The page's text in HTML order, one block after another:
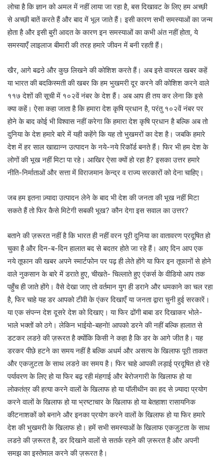
लोचा है कि ज्ञान को अमल में नहीं लाया जा रहा है, बस दिखावट के लिए हम अच्छी
से अच्छी बातें करते हैं और बाद में भूल जाते हैं। इसी कारण सभी समस्याओं का जन्म
होता है और इसी बुरी आदत के कारण इन समस्याओं का कभी अंत नहीं होता, ये
समस्याएँ लाइलाज बीमारी की तरह हमारे जीवन में बनी रहती हैं।
खैर, आगे बढऩे और कुछ लिखने की कोशिश करते हैं। अब इसे वायरल खबर कहें
या भारत की बदकिस्मती की खबर कि हम भुखमरी दूर करने की कोशिश करने वाले
११७ देशों की सूची में १०२वें नंबर के देश हैं। अब आप ही तय कर लेना कि इसे
क्या कहें। ऐसा कहा जाता है कि हमारा देश कृषि प्रधान है, परंतु १०२वें नंबर पर
होने के बाद कोई भी विश्वास नहीं करेगा कि हमारा देश कृषि प्रधान है बल्कि अब तो
दुनिया के देश हमारे बारे में यही कहेंगे कि यह तो भुखमरों का देश है। जबकि हमारे
देश में हर साल खाद्यान्न उत्पादन के नये-नये रिकॉर्ड बनते हैं। फिर भी हम देश के
लोगों की भूख नहीं मिटा पा रहे। आखिर ऐसा क्यों हो रहा है? इसका उत्तर हमारे
नीति-निर्माताओं और सत्ता में विराजमान केन्द्र व राज्य सरकारों को देना चाहिए।
जब हम इतना ज़्यादा उत्पादन लेने के बाद भी देश की जनता की भूख नहीं मिटा
सकते हैं तो फिर कैसे मिटेगी सबकी भूख? कौन देगा इस सवाल का उत्तर?
बताने की ज़रूरत नहीं है कि भारत ही नहीं वरन पूरी दुनिया का वातावरण प्रदूषित हो
चुका है और दिन-ब-दिन हालात बद से बदतर होते जा रहे हैं। आए दिन आप एक
नये तूफान की खबर अपने स्मार्टफोन पर पढ़ ही लेते होंगे या फिर इन तूफानों से होने
वाले नुकसान के बारे में डराते हुए, चीखते- चिल्लाते हुए एंकर्स के वीडियो आप तक
पहुँच ही जाते होंगे। वैसे देखा जाए तो वर्तमान युग ही डराने और धमकाने का चल रहा
है, फिर चाहे यह डर आपको टीवी के एंकर दिखाएँ या जनता द्वारा चुनी हुई सरकारें।
या एक संपन्न देश दूसरे देश को दिखाए। या फिर ढोंगी बाबा डर दिखाकर भोले-
भाले भक्तों को ठगे। लेकिन भाईयो-बहनो! आपको डरने की नहीं बल्कि हालात से
डटकर लडऩे की ज़रूरत है क्योंकि किसी ने कहा है कि डर के आगे जीत है। यह
डरकर पीछे हटने का समय नहीं है बल्कि अधर्म और असत्य के खिलाफ पूरी ताकत
और एकजुटता के साथ लडऩे का समय है। फिर चाहे आपकी लड़ाई प्रदूषित हो रहे
पर्यावरण के लिए हो या फिर बढ़ रही मंहगाई और बेरोजगारी के खिलाफ हो या
लोकतंत्र की हत्या करने वालों के खिलाफ हो या पॉलीथीन का हद से ज़्यादा प्रयोग
करने वालों के खिलाफ हो या भ्रष्टाचार के खिलाफ हो या बेतहाशा रासायनिक
कीटनाशकों को बनाने और इनका प्रयोग करने वालों के खिलाफ हो या फिर हमारे
देश की भुखमरी के खिलाफ हो। हमें सभी समस्याओं के खिलाफ एकजुटता के साथ
लडऩे की ज़रूरत है, डर दिखाने वालों से सतर्क रहने की ज़रूरत है और अपनी
समझ का इस्तेमाल करने की ज़रूरत है।